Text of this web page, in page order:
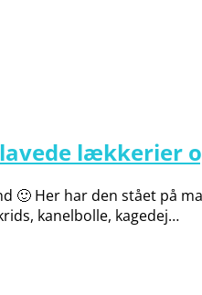
lækkerier
🙂 Her har den stået på
kanelbolle, kagedej…